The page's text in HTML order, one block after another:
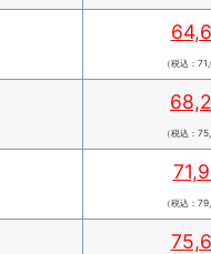
（税込：
（税込：
（税込：